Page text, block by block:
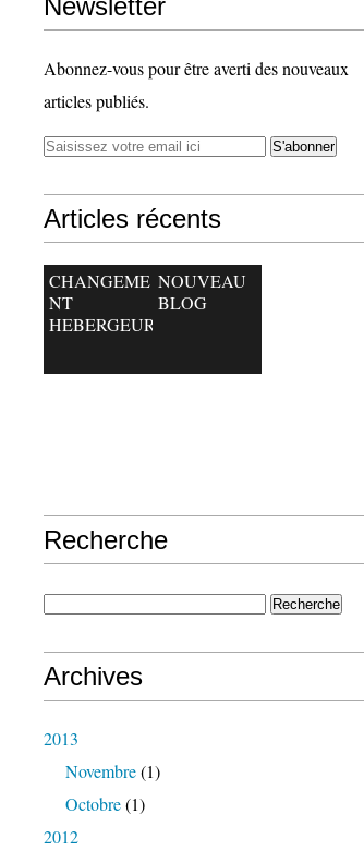
Newsletter
Abonnez-vous pour être averti des nouveaux
articles publiés.
Articles récents
CHANGEME
NT
HEBERGEUR
NOUVEAU
BLOG
Recherche
Archives
2013
Novembre(1)
Octobre(1)
2012